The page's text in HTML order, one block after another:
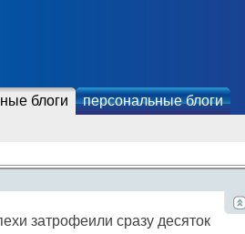
блоги персональные блоги
затрофеили сразу десяток